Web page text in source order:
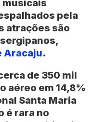
musicais
pela
atrações são
Aracaju.
de 350 mil
aéreo em 14,8%
Santa Maria
é rara no